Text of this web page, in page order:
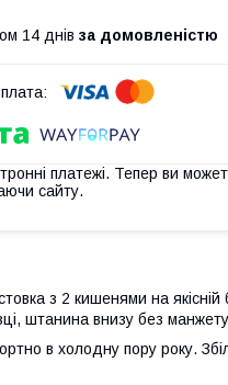
14 днів за домовленістю
платежі. Тепер ви
сайту.
з 2 кишенями на якісній
штанина внизу без
в холодну пору року.